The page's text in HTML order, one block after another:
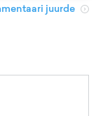
juurde